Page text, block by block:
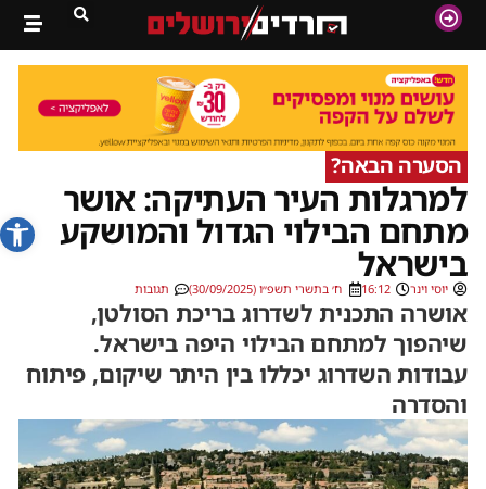
פתח
הסערה הבאה?
למרגלות העיר העתיקה: אושר
מתחם הבילוי הגדול והמושקע
בישראל
יוסי וינר 16:12 ח׳ בתשרי תשפ״ו (30/09/2025) תגובות
אושרה התכנית לשדרוג בריכת הסולטן,
שיהפוך למתחם הבילוי היפה בישראל.
עבודות השדרוג יכללו בין היתר שיקום, פיתוח
והסדרה